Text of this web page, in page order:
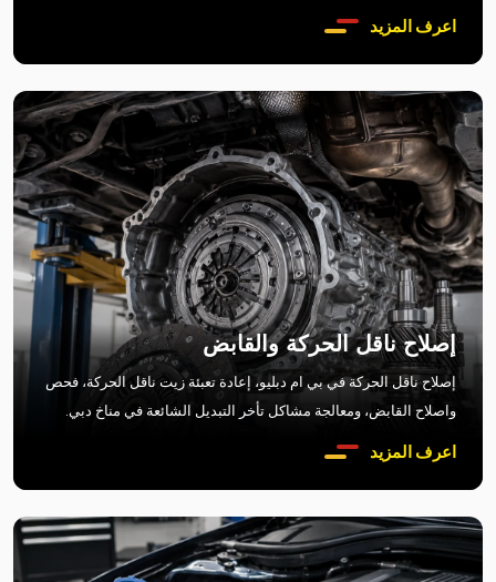
اعرف المزيد
إصلاح ناقل الحركة والقابض
إصلاح ناقل الحركة في بي ام دبليو، إعادة تعبئة زيت ناقل الحركة، فحص
واصلاح القابض، ومعالجة مشاكل تأخر التبديل الشائعة في مناخ دبي.
اعرف المزيد